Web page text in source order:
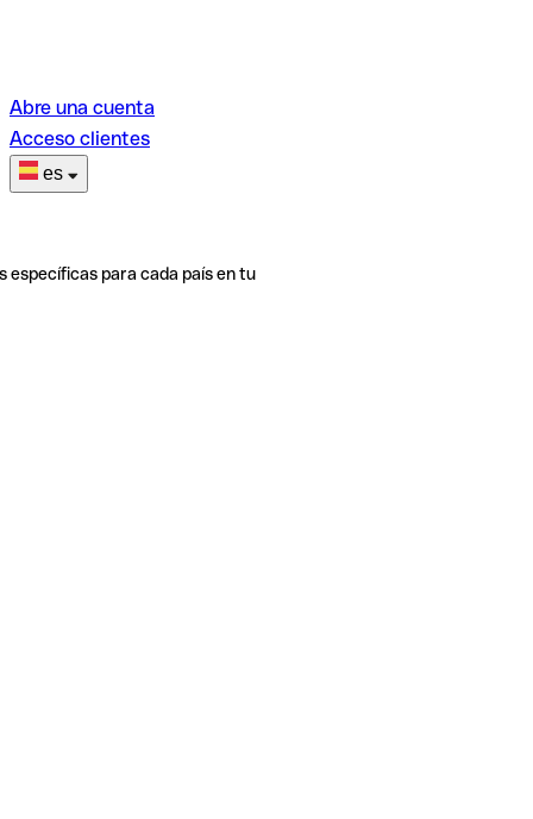
Abre una cuenta
Acceso clientes
es
específicas para cada país en tu